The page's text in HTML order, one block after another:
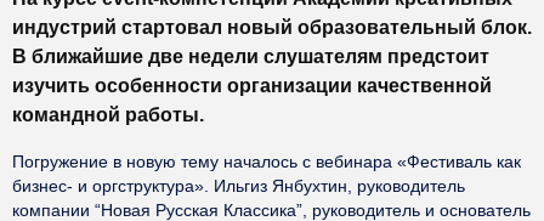
индустрий стартовал новый образовательный блок.
В ближайшие две недели слушателям предстоит
изучить особенности организации качественной
командной работы.
Погружение в новую тему началось с вебинара «Фестиваль как
бизнес- и оргструктура». Ильгиз Янбухтин, руководитель
компании “Новая Русская Классика”, руководитель и основатель